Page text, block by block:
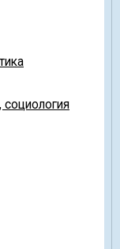
социология